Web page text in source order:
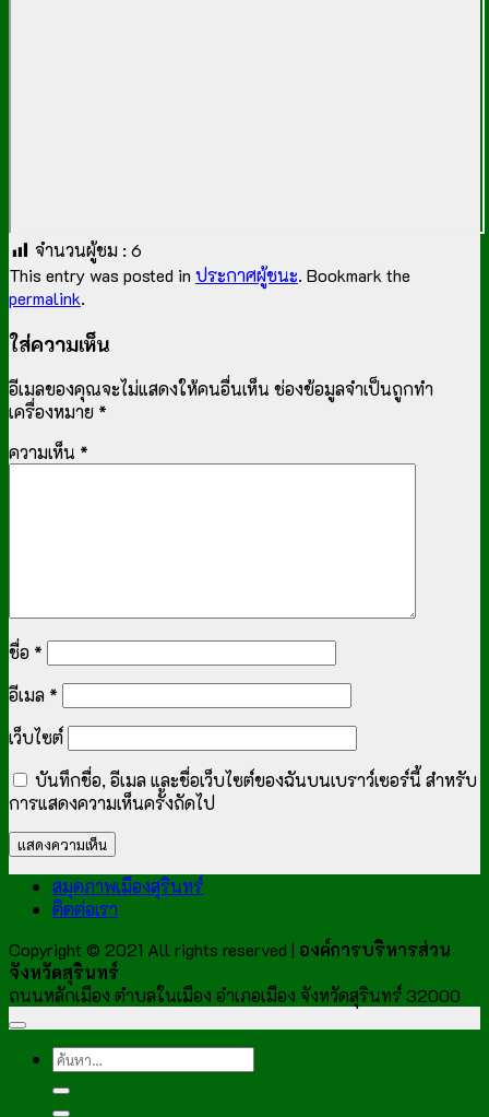
จำนวนผู้ชม : 6
This entry was posted in ประกาศผู้ชนะ. Bookmark the
permalink.
ใส่ความเห็น
อีเมลของคุณจะไม่แสดงให้คนอื่นเห็น ช่องข้อมูลจำเป็นถูกทำ
เครื่องหมาย *
ความเห็น *
ชื่อ *
อีเมล *
เว็บไซต์
บันทึกชื่อ, อีเมล และชื่อเว็บไซต์ของฉันบนเบราว์เซอร์นี้ สำหรับ
การแสดงความเห็นครั้งถัดไป
สมุดภาพเมืองสุรินทร์
ติดต่อเรา
Copyright © 2021 All rights reserved | องค์การบริหารส่วน
จังหวัดสุรินทร์
ถนนหลักเมือง ตำบลในเมือง อำเภอเมือง จังหวัดสุรินทร์ 32000